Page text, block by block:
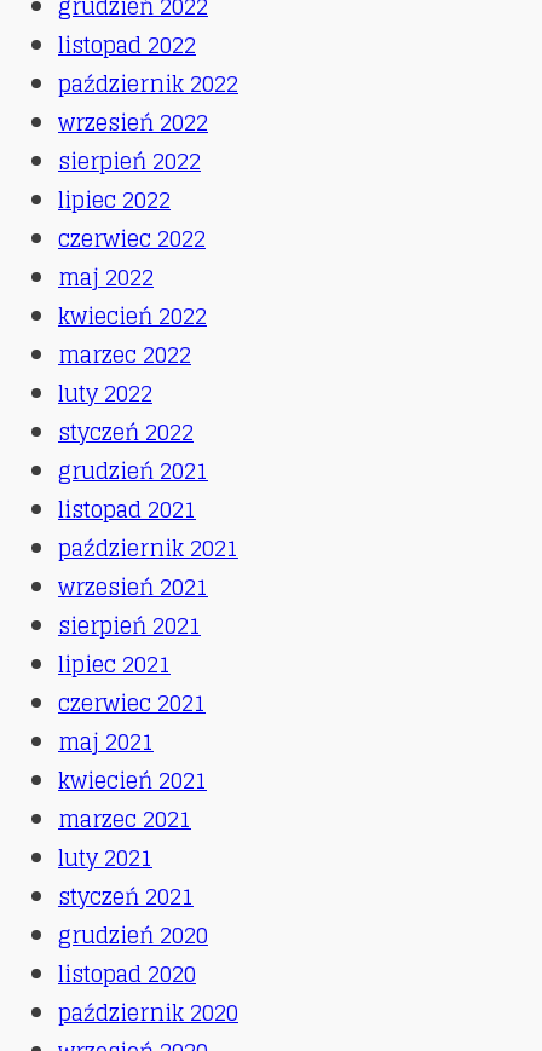
listopad 2022
październik 2022
wrzesień 2022
sierpień 2022
lipiec 2022
czerwiec 2022
maj 2022
kwiecień 2022
marzec 2022
luty 2022
styczeń 2022
grudzień 2021
listopad 2021
październik 2021
wrzesień 2021
sierpień 2021
lipiec 2021
czerwiec 2021
maj 2021
kwiecień 2021
marzec 2021
luty 2021
styczeń 2021
grudzień 2020
listopad 2020
październik 2020